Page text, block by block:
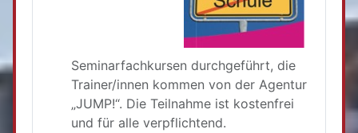
Seminarfachkursen durchgeführt, die
Trainer/innen kommen von der Agentur
„JUMP!“. Die Teilnahme ist kostenfrei
und für alle verpflichtend.